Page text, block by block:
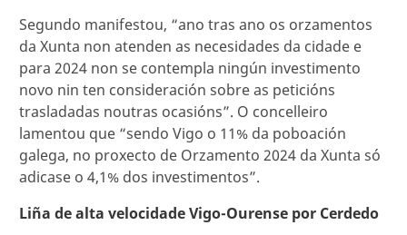
Segundo manifestou, “ano tras ano os orzamentos
da Xunta non atenden as necesidades da cidade e
para 2024 non se contempla ningún investimento
novo nin ten consideración sobre as peticións
trasladadas noutras ocasións”. O concelleiro
lamentou que “sendo Vigo o 11% da poboación
galega, no proxecto de Orzamento 2024 da Xunta só
adicase o 4,1% dos investimentos”.
Liña de alta velocidade Vigo-Ourense por Cerdedo